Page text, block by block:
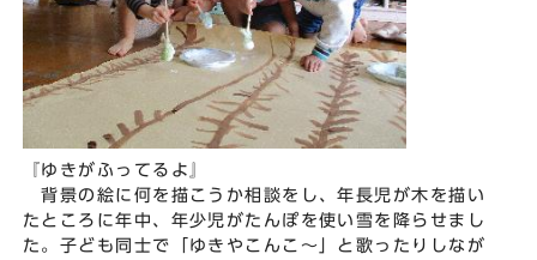
『ゆきがふってるよ』
背景の絵に何を描こうか相談をし、年長児が木を描い
たところに年中、年少児がたんぽを使い雪を降らせまし
た。子ども同士で「ゆきやこんこ～」と歌ったりしなが